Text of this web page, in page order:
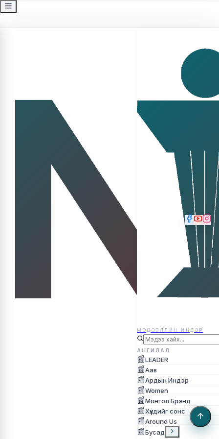
МЭДЭЭЛЛЙН ИНДЭР
АНГИЛАЛ
📰LEADER
📰Аав
📰Ардын Индэр
📰Women
📰Монгол Брэнд
📰Хүүхдийг сонс
📰Around Us
📰Бусад